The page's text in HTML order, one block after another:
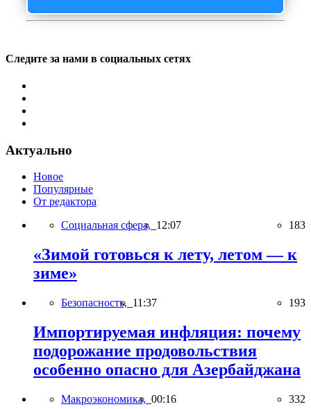
Следите за нами в социальных сетях
Актуально
Новое
Популярные
От редактора
Социальная сфера, 12:07 183
«Зимой готовься к лету, летом — к
зиме»
Безопасность, 11:37 193
Импортируемая инфляция: почему
подорожание продовольствия
особенно опасно для Азербайджана
Макроэкономика, 00:16 332